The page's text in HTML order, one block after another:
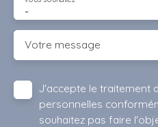
-
Votre message
J'accepte le traitement
personnelles
souhaitez pas faire